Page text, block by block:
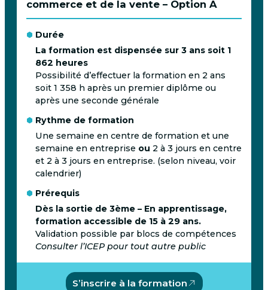
commerce et de la vente – Option A
Durée
La formation est dispensée sur 3 ans soit 1
862 heures
Possibilité d’effectuer la formation en 2 ans
soit 1 358 h après un premier diplôme ou
après une seconde générale
Rythme de formation
Une semaine en centre de formation et une
semaine en entreprise ou 2 à 3 jours en centre
et 2 à 3 jours en entreprise. (selon niveau, voir
calendrier)
Prérequis
Dès la sortie de 3ème – En apprentissage,
formation accessible de 15 à 29 ans.
Validation possible par blocs de compétences
Consulter l’ICEP pour tout autre public
S’inscrire à la formation